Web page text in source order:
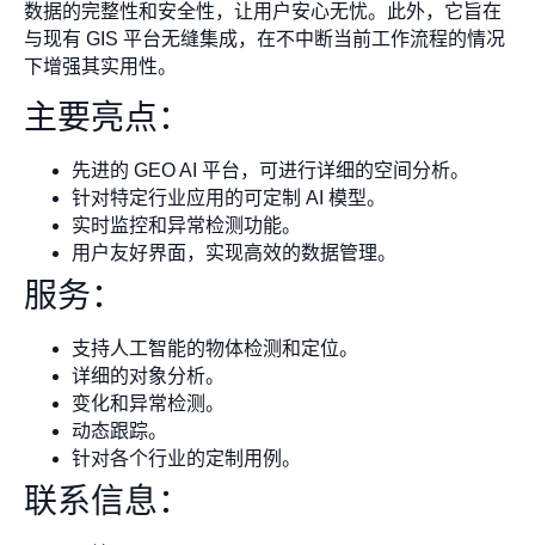
数据的完整性和安全性，让用户安心无忧。此外，它旨在
与现有 GIS 平台无缝集成，在不中断当前工作流程的情况
下增强其实用性。
主要亮点：
先进的 GEO AI 平台，可进行详细的空间分析。
针对特定行业应用的可定制 AI 模型。
实时监控和异常检测功能。
用户友好界面，实现高效的数据管理。
服务：
支持人工智能的物体检测和定位。
详细的对象分析。
变化和异常检测。
动态跟踪。
针对各个行业的定制用例。
联系信息：